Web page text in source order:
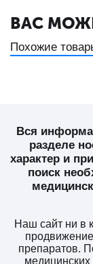
ВАС
Похожие
Вся
разделе
характер и
поиск
Наш сайт ни в
препаратов.